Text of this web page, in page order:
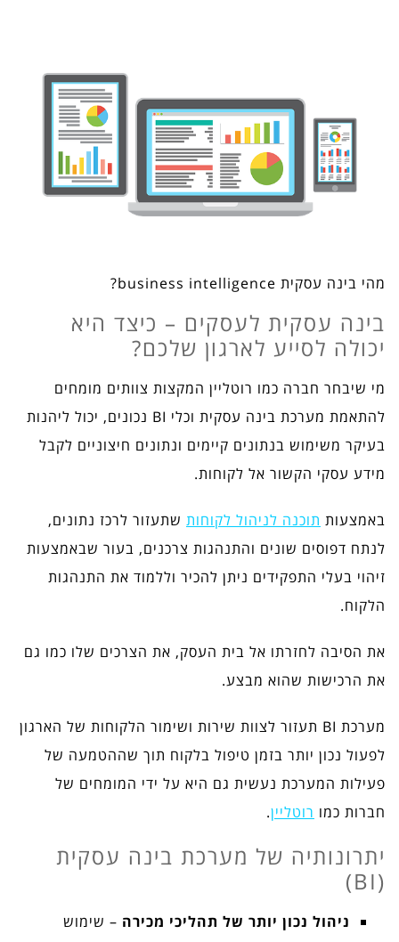
מהי בינה עסקית business intelligence?
בינה עסקית לעסקים – כיצד היא
יכולה לסייע לארגון שלכם?
מי שיבחר חברה כמו רוטליין המקצות צוותים מומחים
להתאמת מערכת בינה עסקית וכלי BI נכונים, יכול ליהנות
בעיקר משימוש בנתונים קיימים ונתונים חיצוניים לקבל
מידע עסקי הקשור אל לקוחות.
באמצעות תוכנה לניהול לקוחות שתעזור לרכז נתונים,
לנתח דפוסים שונים והתנהגות צרכנים, בעור שבאמצעות
זיהוי בעלי התפקידים ניתן להכיר וללמוד את התנהגות
הלקוח.
את הסיבה לחזרתו אל בית העסק, את הצרכים שלו כמו גם
את הרכישות שהוא מבצע.
מערכת BI תעזור לצוות שירות ושימור הלקוחות של הארגון
לפעול נכון יותר בזמן טיפול בלקוח תוך שההטמעה של
פעילות המערכת נעשית גם היא על ידי המומחים של
חברות כמו רוטליין.
יתרונותיה של מערכת בינה עסקית
(BI)
ניהול נכון יותר של תהליכי מכירה – שימוש